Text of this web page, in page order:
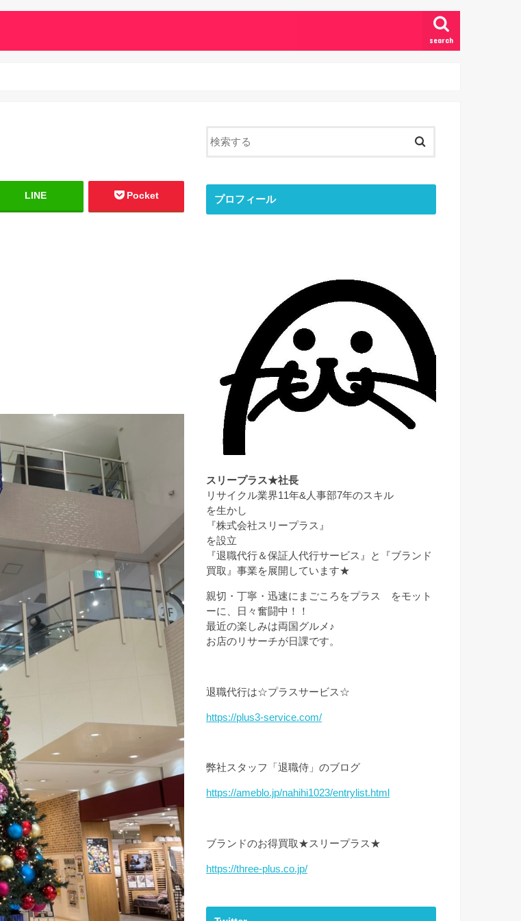
search
LINE Pocket プロフィール
スリープラス★社長
リサイクル業界11年&人事部7年のスキル
を生かし
『株式会社スリープラス』
を設立
『退職代行＆保証人代行サービス』と『ブランド
買取』事業を展開しています★
親切・丁寧・迅速にまごころをプラス をモット
ーに、日々奮闘中！！
最近の楽しみは両国グルメ♪
お店のリサーチが日課です。
退職代行は☆プラスサービス☆
https://plus3-service.com/
弊社スタッフ「退職侍」のブログ
https://ameblo.jp/nahihi1023/entrylist.html
ブランドのお得買取★スリープラス★
https://three-plus.co.jp/